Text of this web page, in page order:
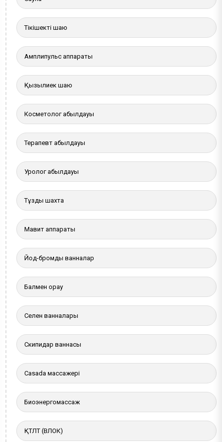
Тікішекті шаю
Амплипульс аппараты
Қызылиек шаю
Косметолог қабылдауы
Терапевт қабылдауы
Уролог қабылдауы
Тұзды шахта
Мавит аппараты
Йод-бромды ванналар
Балмен орау
Селен ванналары
Скипидар ваннасы
Casada массажері
Биоэнергомассаж
ҚТЛТ (ВЛОК)